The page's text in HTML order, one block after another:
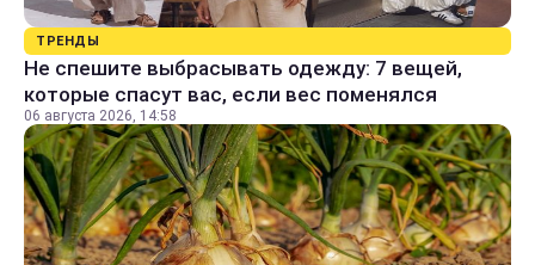
ТРЕНДЫ
Не спешите выбрасывать одежду: 7 вещей,
которые спасут вас, если вес поменялся
06 августа 2026, 14:58